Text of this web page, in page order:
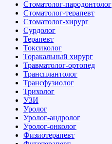
Стоматолог-пародонтолог
Стоматолог-терапевт
Стоматолог-хирург
Сурдолог
Терапевт
Токсиколог
Торакальный хирург
Травматолог-ортопед
Трансплантолог
Трансфузиолог
Трихолог
УЗИ
Уролог
Уролог-андролог
Уролог-онколог
Физиотерапевт